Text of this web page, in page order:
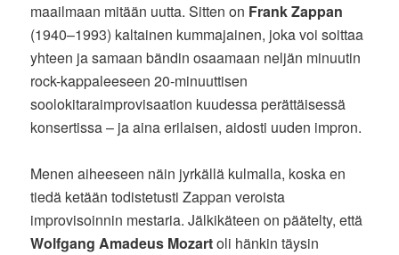
maailmaan mitään uutta. Sitten on Frank Zappan
(1940–1993) kaltainen kummajainen, joka voi soittaa
yhteen ja samaan bändin osaamaan neljän minuutin
rock-kappaleeseen 20-minuuttisen
soolokitaraimprovisaation kuudessa perättäisessä
konsertissa – ja aina erilaisen, aidosti uuden impron.
Menen aiheeseen näin jyrkällä kulmalla, koska en
tiedä ketään todistetusti Zappan veroista
improvisoinnin mestaria. Jälkikäteen on päätelty, että
Wolfgang Amadeus Mozartoli hänkin täysin